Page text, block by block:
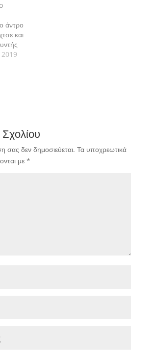
άντρο
και
2019
σας δεν δημοσιεύεται. Τα υποχρεωτικά
με *